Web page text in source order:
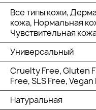
Все типы кожи,
кожа, Нормальная
Чувствительная
Универсальный
Cruelty Free, Gluten
Free, SLS Free,
Натуральная